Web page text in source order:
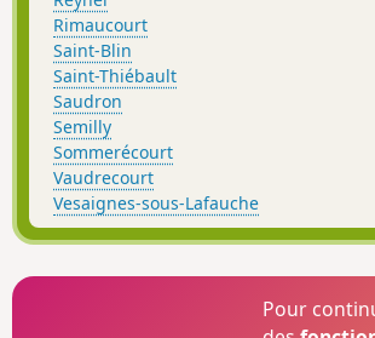
Rimaucourt
Saint-Blin
Saint-Thiébault
Saudron
Semilly
Sommerécourt
Vaudrecourt
Vesaignes-sous-Lafauche
Pour